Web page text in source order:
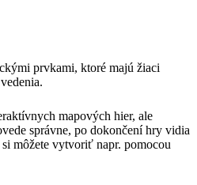
prvkami, ktoré majú žiaci
mapových hier, ale
správne, po dokončení hry vidia
môžete vytvoriť napr. pomocou